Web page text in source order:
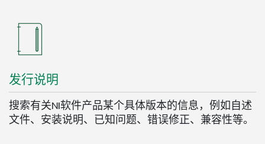
发行说明
搜索有关NI软件产品某个具体版本的信息，例如自述
文件、安装说明、已知问题、错误修正、兼容性等。